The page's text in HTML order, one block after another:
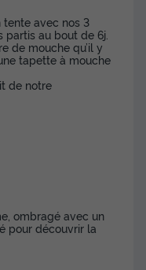
385 €
tente avec nos 3
au bout de 6j.
de mouche qu’il y
tapette à mouche
de notre
ombragé avec un
pour découvrir la